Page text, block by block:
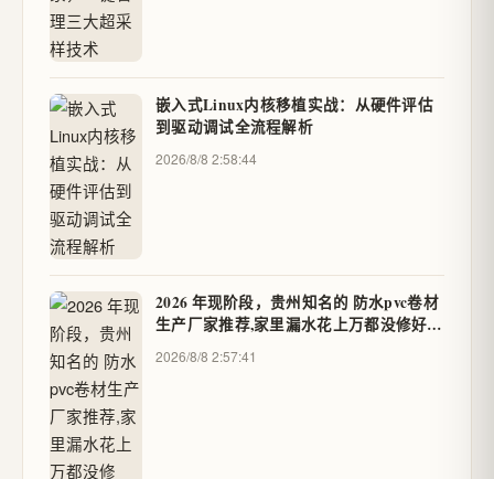
嵌入式Linux内核移植实战：从硬件评估
到驱动调试全流程解析
2026/8/8 2:58:44
2026 年现阶段，贵州知名的 防水pvc卷材
生产厂家推荐,家里漏水花上万都没修好？
这玩意儿能解决大问题，你肯定没听过 -
领域鉴赏官
2026/8/8 2:57:41